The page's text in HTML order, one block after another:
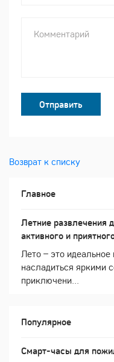
Отправить
Возврат к списку
Главное
Летние развлечения
активного и
Лето – это
насладиться яркими
приключени...
Популярное
Смарт-часы для